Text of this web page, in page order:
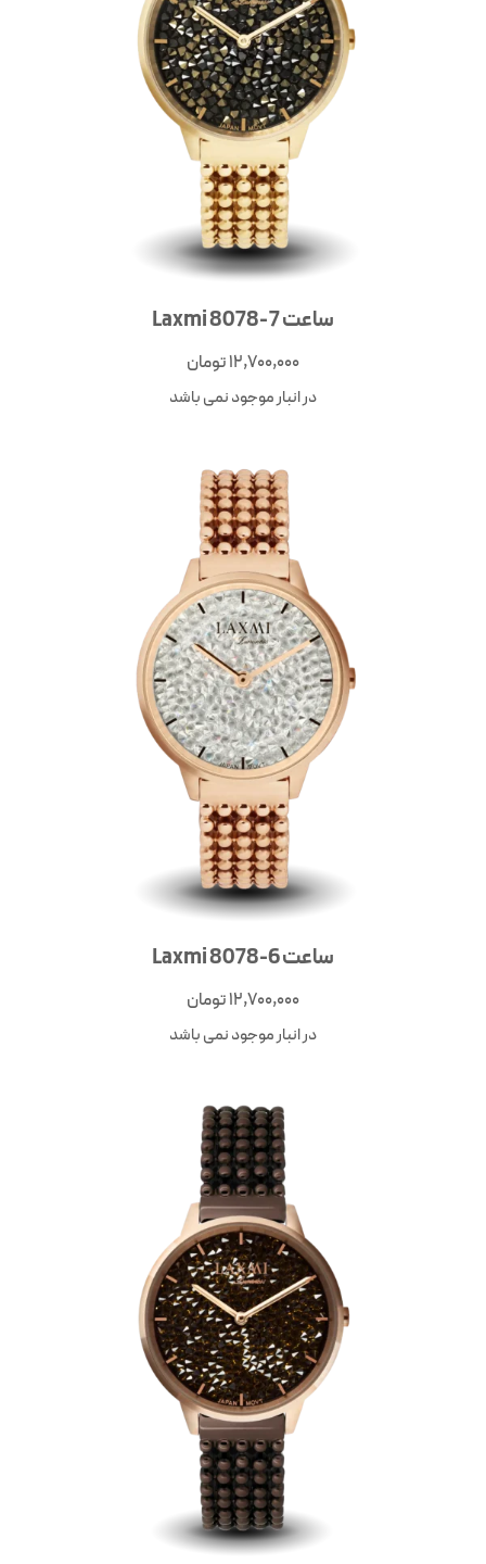
ساعت Laxmi 8078-7
12,700,000تومان
در انبار موجود نمی باشد
ساعت Laxmi 8078-6
12,700,000تومان
در انبار موجود نمی باشد